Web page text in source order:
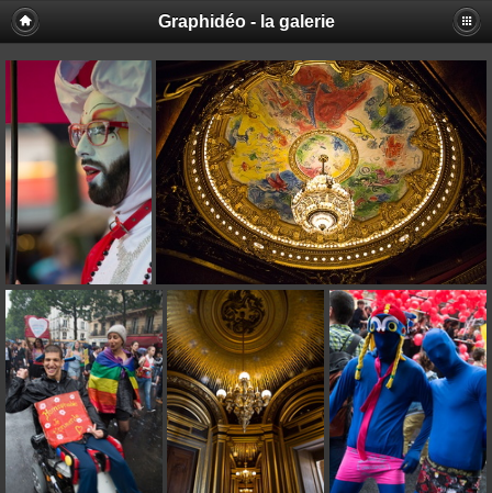
Graphidéo - la galerie